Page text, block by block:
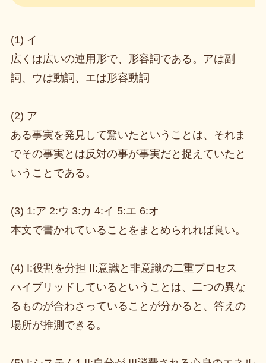
(1) イ
広くは広いの連用形で、形容詞である。アは副
詞、ウは動詞、エは形容動詞
(2) ア
ある事実を発見して驚いたということは、それま
でその事実とは反対の事が事実だと捉えていたと
いうことである。
(3) 1:ア 2:ウ 3:カ 4:イ 5:エ 6:オ
本文で書かれていることをまとめられれば良い。
(4) I:役割を分担 II:意識と非意識の二重プロセス
ハイブリッドしているということは、二つの異な
るものが合わさっていることが分かると、答えの
場所が推測できる。